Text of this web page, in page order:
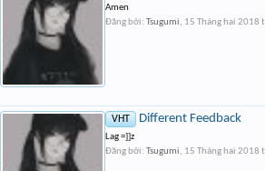
Amen
Đăng bởi: Tsugumi, 15 Tháng hai 2018
VHT Different Feedback
Lag =]]z
Đăng bởi: Tsugumi, 15 Tháng hai 2018